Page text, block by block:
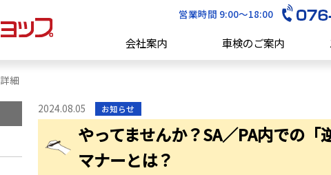
営業時間 9:00～18:00
会社案内 車検のご案内
詳細
2024.08.05 お知らせ
やってませんか？SA／PA内での
マナーとは？